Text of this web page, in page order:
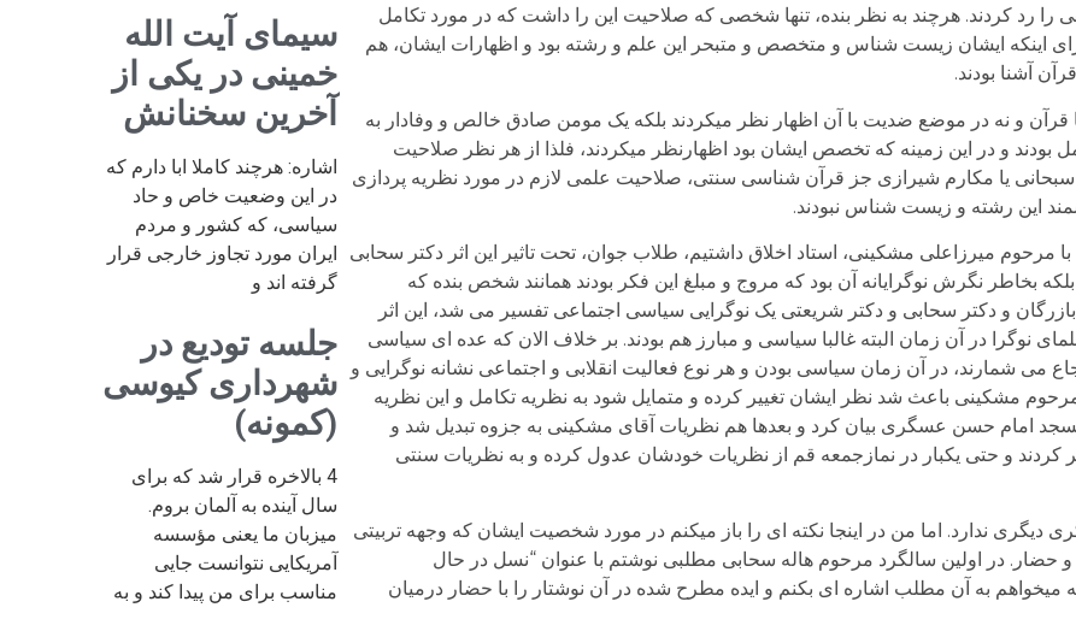
رد کردند. هرچند به نظر بنده، تنها شخصی که صلاحیت این را داشت که در مورد تکامل
اینکه ایشان زیست شناس و متخصص و متبحر این علم و رشته بود و اظهارات ایشان، هم
آشنا بودند.
و نه در موضع ضدیت با آن اظهار نظر میکردند بلکه یک مومن صادق خالص و وفادار به
بودند و در این زمینه که تخصص ایشان بود اظهارنظر میکردند، فلذا از هر نظر صلاحیت
سبحانی یا مکارم شیرازی جز قرآن شناسی سنتی، صلاحیت علمی لازم در مورد نظریه­ پردازی
این رشته و زیست شناس نبودند.
های ۵۴ و ۵۵ در جلساتی که با مرحوم میرزاعلی مشکینی، استاد اخلاق داشتیم، طلاب جوان، تحت تاثیر این اثر دکتر سحابی
بلکه بخاطر نگرش نوگرایانه آن بود که مروج و مبلغ این فکر بودند همانند شخص بنده که
و دکتر سحابی و دکتر شریعتی یک نوگرایی سیاسی اجتماعی تفسیر می شد، این اثر
نوگرا در آن زمان البته غالبا سیاسی و مبارز هم بودند. بر خلاف الان که عده ای سیاسی
می شمارند، در آن زمان سیاسی بودن و هر نوع فعالیت انقلابی و اجتماعی نشانه نوگرایی و
مشکینی باعث شد نظر ایشان تغییر کرده و متمایل شود به نظریه تکامل و این نظریه
امام حسن عسگری بیان کرد و بعدها هم نظریات آقای مشکینی به جزوه تبدیل شد و
کردند و حتی یکبار در نمازجمعه قم از نظریات خودشان عدول کرده و به نظریات سنتی
دیگری ندارد. اما من در اینجا نکته ای را باز میکنم در مورد شخصیت ایشان که وجهه تربیتی
و حضار. در اولین سالگرد مرحوم هاله سحابی مطلبی نوشتم با عنوان “نسل در حال
به آن مطلب اشاره ای بکنم و ایده مطرح شده در آن نوشتار را با حضار درمیان
سیمای آیت الله
خمینی در یکی از
آخرین سخنانش
اشاره: هرچند کاملا ابا دارم که
در این وضعیت خاص و حاد
سیاسی، که کشور و مردم
ایران مورد تجاوز خارجی قرار
گرفته اند و
جلسه تودیع در
شهرداری کیوسی
(کمونه)
4 بالاخره قرار شد که برای
سال آینده به آلمان بروم.
میزبان ما یعنی مؤسسه
آمریکایی نتوانست جایی
مناسب برای من پیدا کند و به